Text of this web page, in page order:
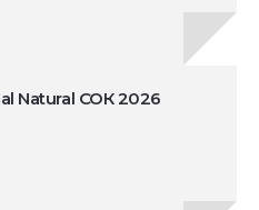
Natural СОК 2026